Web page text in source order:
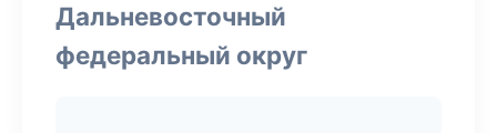
Дальневосточный
федеральный округ